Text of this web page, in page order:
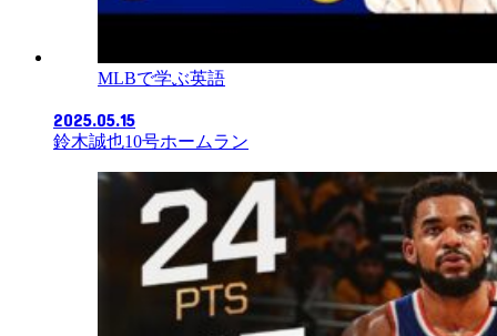
MLBで学ぶ英語
2025.05.15
鈴木誠也10号ホームラン